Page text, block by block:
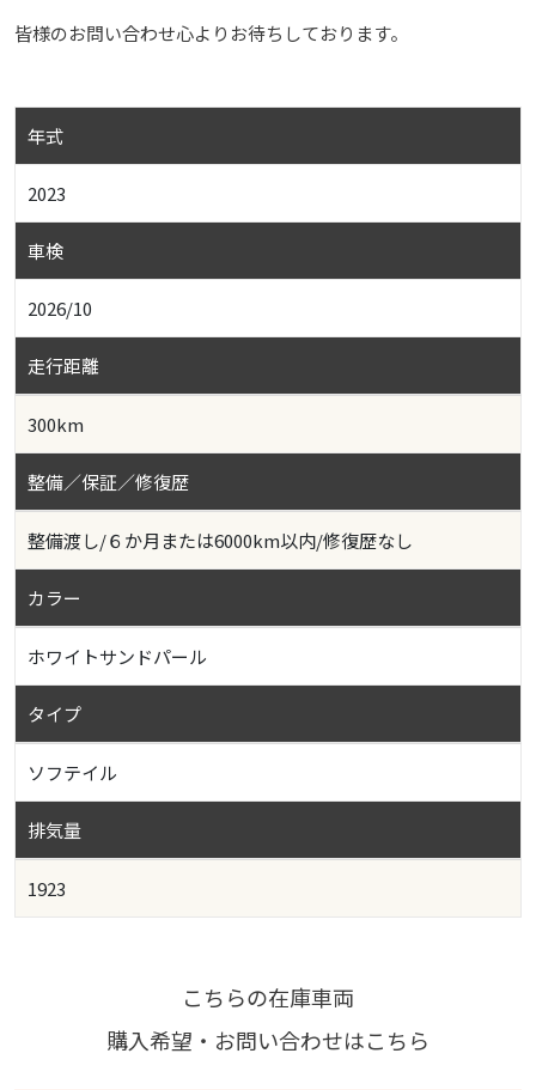
皆様のお問い合わせ心よりお待ちしております。
年式
2023
車検
2026/10
走行距離
300km
整備／保証／修復歴
整備渡し/６か月または6000km以内/修復歴なし
カラー
ホワイトサンドパール
タイプ
ソフテイル
排気量
1923
こちらの在庫車両
購入希望・お問い合わせはこちら